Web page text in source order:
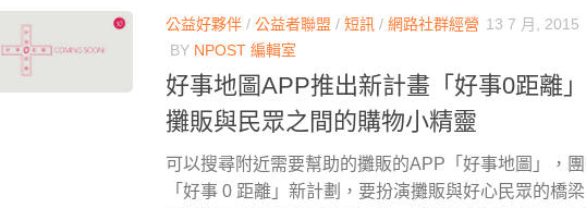
公益好夥伴 / 公益者聯盟 / 短訊 / 網路社群經營 13 7 月, 2015
BY NPOST 編輯室
好事地圖APP推出新計畫「好事0距離
攤販與民眾之間的購物小精靈
可以搜尋附近需要幫助的攤販的APP「好事地圖」，
「好事 0 距離」新計劃，要扮演攤販與好心民眾的橋